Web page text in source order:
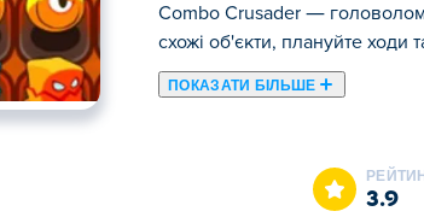
Combo Crusader —
схожі об'єкти, плануйте
ПОКАЗАТИ БІЛЬШЕ
в Combo Crusader. Combo Crusader є
3.9